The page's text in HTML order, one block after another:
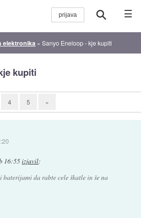
☰
elektronika »Sanyo Eneloop - kje kupiti
kupiti
4 5 »
16:55izjavil:
baterijami da rabte cele škatle in še na